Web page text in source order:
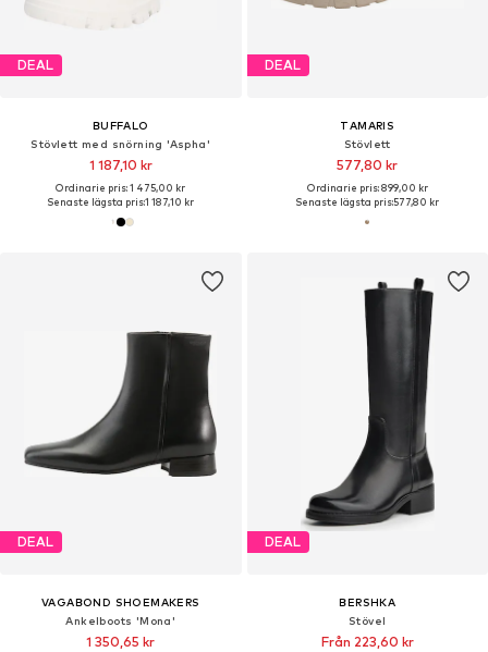
DEAL
BUFFALO
Stövlett med snörning 'Aspha'
1 187,10 kr
Ordinarie pris: 1 475,00 kr
Senaste lägsta pris:1 187,10 kr
DEAL
TAMARIS
Stövlett
577,80 kr
Ordinarie pris: 899,00 kr
Senaste lägsta pris:577,80 kr
DEAL
VAGABOND SHOEMAKERS
Ankelboots 'Mona'
1 350,65 kr
DEAL
BERSHKA
Stövel
Från 223,60 kr